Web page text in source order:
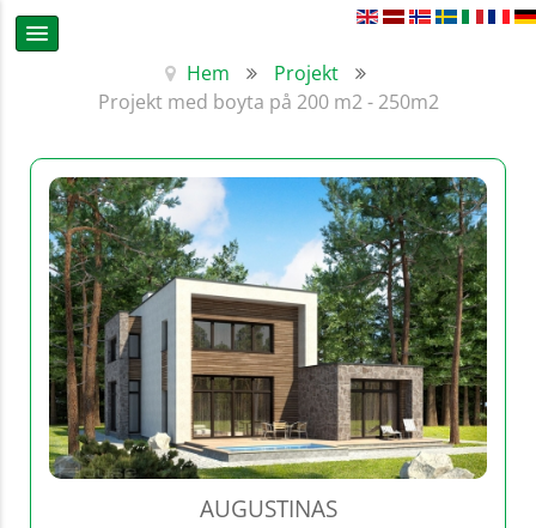
Hem
Projekt
Projekt med boyta på 200 m2 - 250m2
AUGUSTINAS